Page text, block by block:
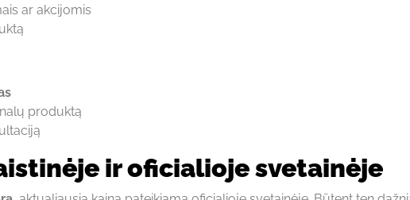
ar akcijomis
produktą
ir oficialioje svetainėje